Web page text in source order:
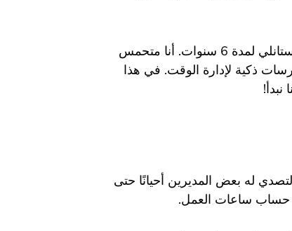
قبل أن أؤسس جِبل، عملت كنائب رئيس تنفيذي في مورغان ستانلي لمدة 6 سنوات. أنا متحمس
ذكية لإدارة الوقت. في هذا
له بعض المديرين أحيانًا حتى
حساب ساعات العمل.